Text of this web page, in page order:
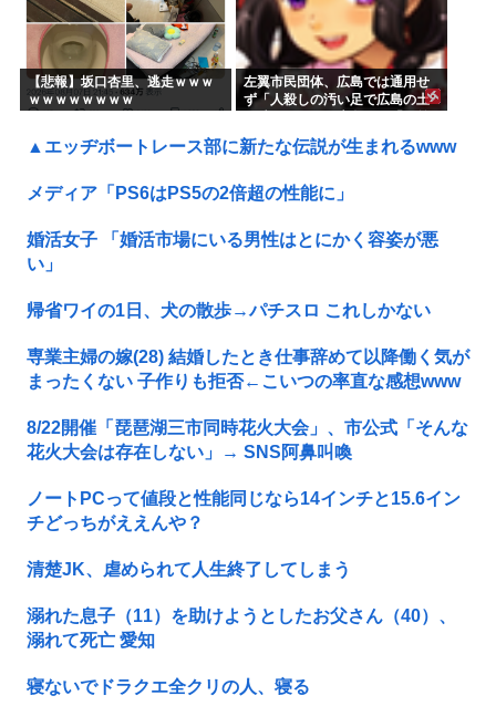
【悲報】坂口杏里、逃走ｗｗｗ
ｗｗｗｗｗｗｗｗ
左翼市民団体、広島では通用せ
ず「人殺しの汚い足で広島の土
らの方が汚いんじゃ！」「ワシ
らが広島県民じゃ」
▲エッヂボートレース部に新たな伝説が生まれるwww
メディア「PS6はPS5の2倍超の性能に」
婚活女子 「婚活市場にいる男性はとにかく容姿が悪
い」
帰省ワイの1日、犬の散歩→パチスロ これしかない
専業主婦の嫁(28) 結婚したとき仕事辞めて以降働く気が
まったくない 子作りも拒否←こいつの率直な感想www
8/22開催「琵琶湖三市同時花火大会」、市公式「そんな
花火大会は存在しない」→ SNS阿鼻叫喚
ノートPCって値段と性能同じなら14インチと15.6イン
チどっちがええんや？
清楚JK、虐められて人生終了してしまう
溺れた息子（11）を助けようとしたお父さん（40）、
溺れて死亡 愛知
寝ないでドラクエ全クリの人、寝る